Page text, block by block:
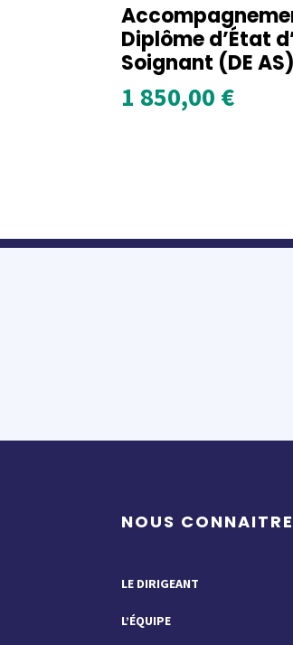
Diplôme d’État
Soignant (DE AS)
1 850,00 €
NOUS CONNAITRE
LE DIRIGEANT
L’ÉQUIPE